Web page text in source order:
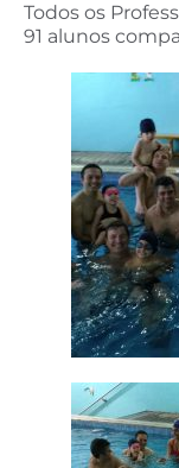
Todos os
91 alunos